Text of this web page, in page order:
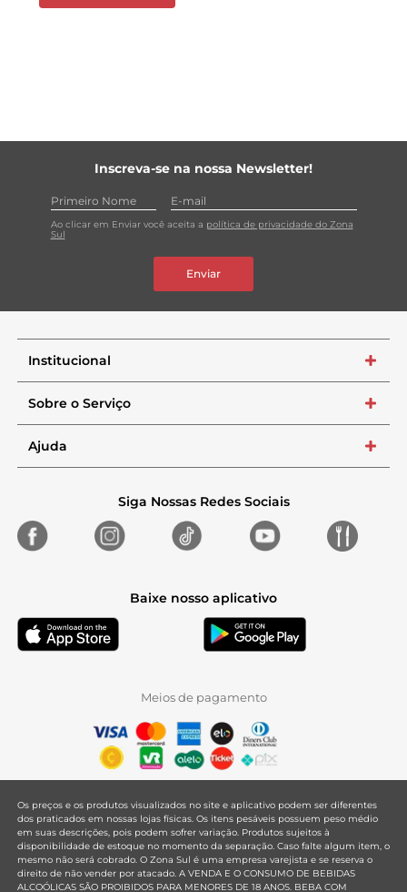
Inscreva-se na nossa Newsletter!
Ao clicar em Enviar você aceita a política de privacidade do Zona
Sul
Enviar
Institucional +
Sobre o Serviço +
Ajuda +
Siga Nossas Redes Sociais
Baixe nosso aplicativo
Meios de pagamento
Os preços e os produtos visualizados no site e aplicativo podem ser diferentes
dos praticados em nossas lojas físicas. Os itens pesáveis possuem peso médio
em suas descrições, pois podem sofrer variação. Produtos sujeitos à
disponibilidade de estoque no momento da separação. Caso falte algum item, o
mesmo não será cobrado. O Zona Sul é uma empresa varejista e se reserva o
direito de não vender por atacado. A VENDA E O CONSUMO DE BEBIDAS
ALCOÓLICAS SÃO PROIBIDOS PARA MENORES DE 18 ANOS. BEBA COM